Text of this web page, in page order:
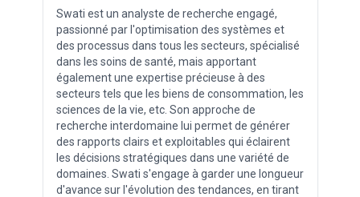
Swati est un analyste de recherche engagé,
passionné par l'optimisation des systèmes et
des processus dans tous les secteurs, spécialisé
dans les soins de santé, mais apportant
également une expertise précieuse à des
secteurs tels que les biens de consommation, les
sciences de la vie, etc. Son approche de
recherche interdomaine lui permet de générer
des rapports clairs et exploitables qui éclairent
les décisions stratégiques dans une variété de
domaines. Swati s'engage à garder une longueur
d'avance sur l'évolution des tendances, en tirant